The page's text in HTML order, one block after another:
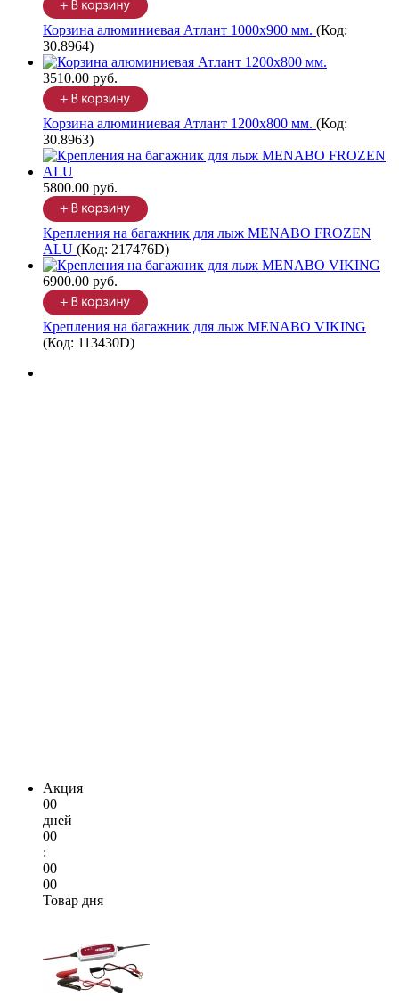
Корзина алюминиевая Атлант 1000х900 мм. (Код:
30.8964)
3510.00 руб.
Корзина алюминиевая Атлант 1200х800 мм. (Код:
30.8963)
5800.00 руб.
Крепления на багажник для лыж MENABO FROZEN
ALU (Код: 217476D)
6900.00 руб.
Крепления на багажник для лыж MENABO VIKING
(Код: 113430D)
Акция
00
дней
00
:
00
00
Товар дня